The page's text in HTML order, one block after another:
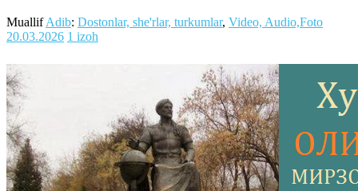
MuallifAdib: Dostonlar, she'rlar, turkumlar, Video, Audio,Foto
20.03.2026 1 izoh